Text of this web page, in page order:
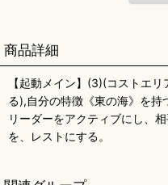
商品詳細
【起動メイン】(3)(コストエ
る),自分の特徴《東の海》を
リーダーをアクティブにし、
を、レストにする。